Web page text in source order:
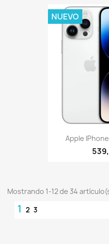
Apple
NUEVO
Mostrando 1-12 de 34
1 2 3